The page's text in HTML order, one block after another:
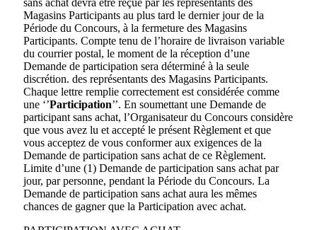
sans achat devra être reçue par les représentants des
Magasins Participants au plus tard le dernier jour de la
Période du Concours, à la fermeture des Magasins
Participants. Compte tenu de l’horaire de livraison variable
du courrier postal, le moment de la réception d’une
Demande de participation sera déterminé à la seule
discrétion. des représentants des Magasins Participants.
Chaque lettre remplie correctement est considérée comme
une ‘’Participation’’. En soumettant une Demande de
participant sans achat, l’Organisateur du Concours considère
que vous avez lu et accepté le présent Règlement et que
vous acceptez de vous conformer aux exigences de la
Demande de participation sans achat de ce Règlement.
Limite d’une (1) Demande de participation sans achat par
jour, par personne, pendant la Période du Concours. La
Demande de participation sans achat aura les mêmes
chances de gagner que la Participation avec achat.